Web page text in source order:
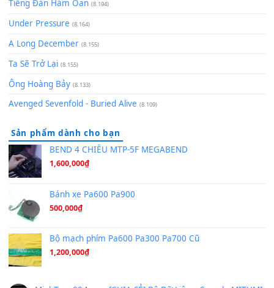
Bóng mây qua thềm
Orange Days - FT Island
Hãy nói với em - Mỹ Tâm - Bằng Kiều
Hương Ngọc Lan (8.251)
Under Pressure (8.164)
A Long December
Ta Sẽ Trở Lại (8.155)
Ông Hoàng Bảy (8.133)
Avenged Sevenfold - Buried Alive (8.109)
Sản phẩm dành cho bạn